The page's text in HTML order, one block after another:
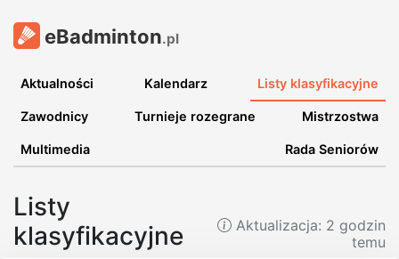
eBadminton.pl
Aktualności Kalendarz Listy klasyfikacyjne
Zawodnicy Turnieje rozegrane Mistrzostwa
Multimedia Rada Seniorów
Listy
klasyfikacyjne
Aktualizacja: 2 godzin
temu